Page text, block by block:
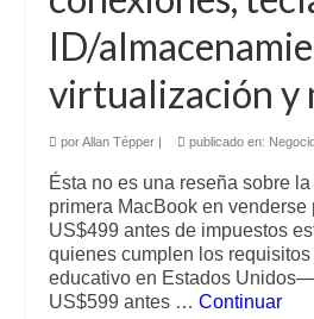
ID/
virtualización y
porAllan Tépper | publicado en:
Ésta no es una reseña sobre
primera MacBook en venderse
US$499 antes de impuestos
quienes cumplen los
educativo en Estados
US$599 antes … Continuar